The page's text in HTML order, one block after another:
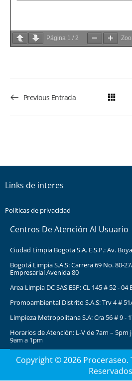
Página 1 / 2
Previous Entrada
Links de interes
Políticas de privacidad
Centros De Atención Al Usuario
Ciudad Limpia Bogota S.A. E.S.P.: Av.
Bogotá Limpia S.A.S: Carrera 69 No. 80-
Empresarial Avenida 80
Area Limpia DC SAS ESP: CL 145 # 52 -
Promoambiental Distrito S.A.S: Trv 4 #
Limpieza Metropolitana S.A: Cra 56 # 9 -
Horarios de Atención: L-V de 7am –
9am a 1pm
Copyright © 2026 Proceraseo.